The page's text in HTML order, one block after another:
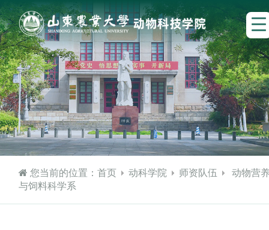
您当前的位置：首页 动科学院 师资队伍
动物营
与饲料科学系